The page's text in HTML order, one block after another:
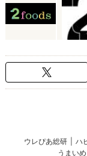
ウレぴあ総研 ハ
うまい